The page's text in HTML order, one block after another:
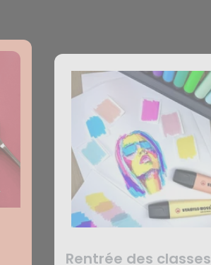
Rentrée des classes